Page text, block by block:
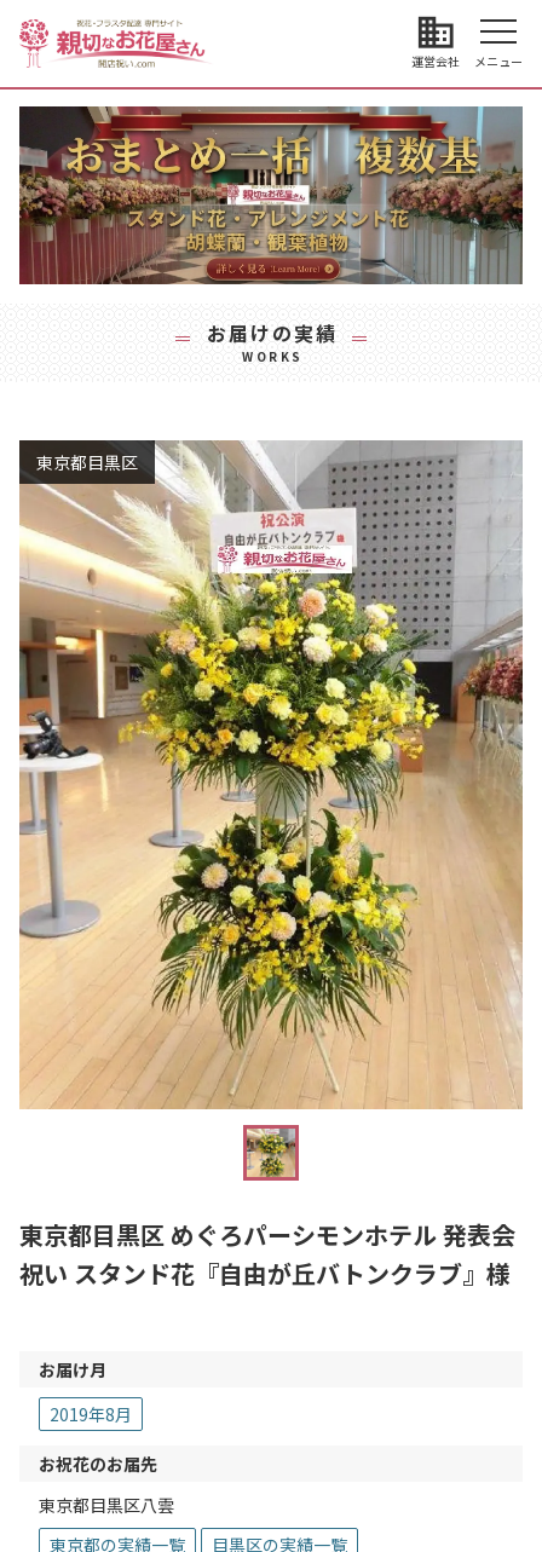
business
運営会社 メニュー
お届けの実績
WORKS
東京都目黒区
東京都目黒区 めぐろパーシモンホテル 発表会
祝い スタンド花『自由が丘バトンクラブ』様
お届け月
2019年8月
お祝花のお届先
東京都目黒区八雲
東京都の実績一覧
目黒区の実績一覧